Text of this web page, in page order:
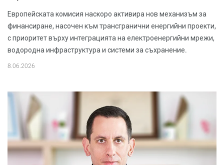
Европейската комисия наскоро активира нов механизъм за
финансиране, насочен към трансгранични енергийни проекти,
с приоритет върху интеграцията на електроенергийни мрежи,
водородна инфраструктура и системи за съхранение.
8.06.2026